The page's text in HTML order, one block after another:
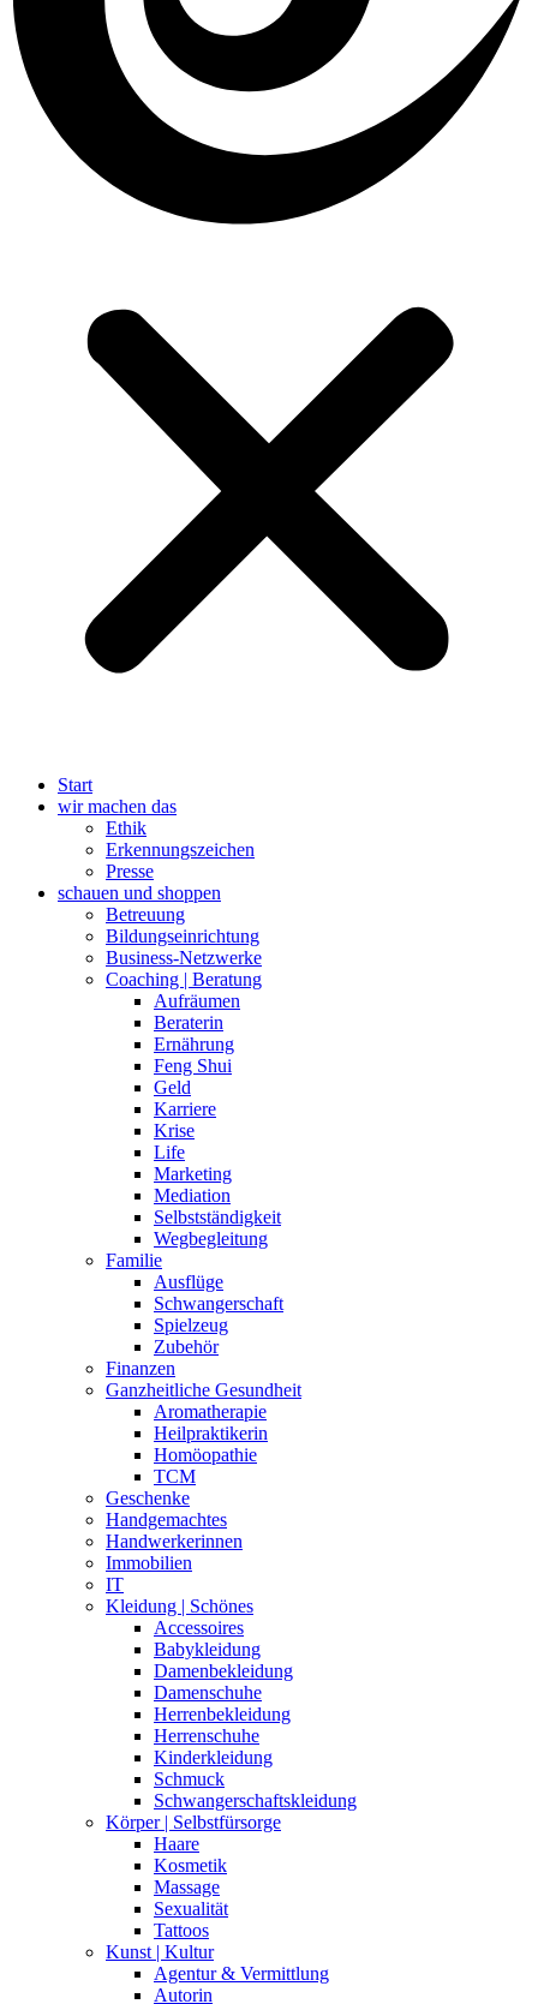
Start
wir machen das
Ethik
Erkennungszeichen
Presse
schauen und shoppen
Betreuung
Bildungseinrichtung
Business-Netzwerke
Coaching | Beratung
Aufräumen
Beraterin
Ernährung
Feng Shui
Geld
Karriere
Krise
Life
Marketing
Mediation
Selbstständigkeit
Wegbegleitung
Familie
Ausflüge
Schwangerschaft
Spielzeug
Zubehör
Finanzen
Ganzheitliche Gesundheit
Aromatherapie
Heilpraktikerin
Homöopathie
TCM
Geschenke
Handgemachtes
Handwerkerinnen
Immobilien
IT
Kleidung | Schönes
Accessoires
Babykleidung
Damenbekleidung
Damenschuhe
Herrenbekleidung
Herrenschuhe
Kinderkleidung
Schmuck
Schwangerschaftskleidung
Körper | Selbstfürsorge
Haare
Kosmetik
Massage
Sexualität
Tattoos
Kunst | Kultur
Agentur & Vermittlung
Autorin